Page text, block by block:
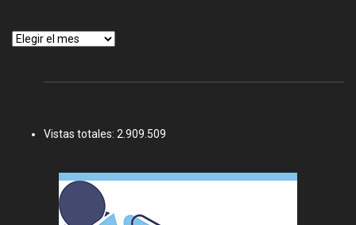
Archivos
Vistas totales: 2.909.509